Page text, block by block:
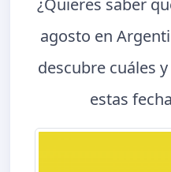
¿Quieres saber
agosto en
descubre cuáles
estas